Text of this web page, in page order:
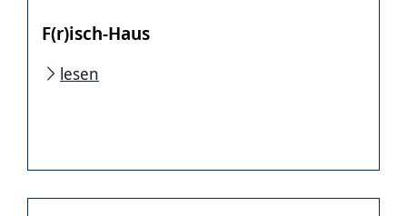
F(r)isch-Haus
lesen